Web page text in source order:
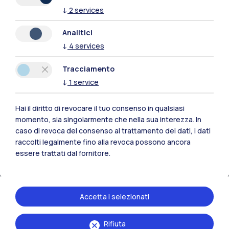
Naviga il sito
Contattaci
↓ 2 services
Analitici
↓ 4 services
Tracciamento
↓ 1 service
Hai il diritto di revocare il tuo consenso in qualsiasi
momento, sia singolarmente che nella sua interezza. In
caso di revoca del consenso al trattamento dei dati, i dati
raccolti legalmente fino alla revoca possono ancora
essere trattati dal fornitore.
Rifiuta
Accetta i selezionati